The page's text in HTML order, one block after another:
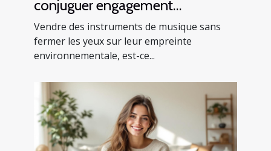
conjuguer engagement
écologique et vente
d’instruments
Vendre des instruments de musique sans
fermer les yeux sur leur empreinte
environnementale, est-ce...